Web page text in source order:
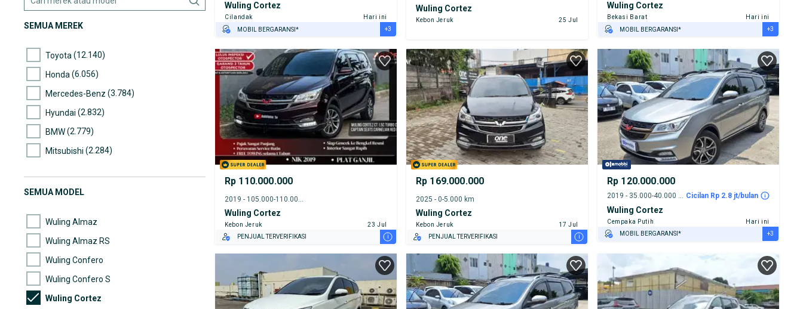
SEMUA MEREK
Toyota (12.140)
Honda (6.056)
Mercedes-Benz (3.784)
Hyundai (2.832)
BMW(2.779)
Mitsubishi (2.284)
Nissan(1.793)
SEMUA MODEL
Wuling Almaz
Wuling Almaz RS
Wuling Confero
Wuling Confero S
Wuling Cortez
Wuling Cortez
Cilandak
Hari ini
MOBIL BERGARANSI*
TEST DRIVE DARI RUMAH
GRATIS BIAYA JASA PERAWATAN*
+3
Wuling Cortez
Kebon Jeruk 25 Jul
Wuling Cortez
Bekasi Barat
Hari ini
MOBIL BERGARANSI*
TEST DRIVE DARI RUMAH
GRATIS BIAYA JASA PERAWATAN*
+3
Rp 110.000.000
2019 - 105.000-110.000 km
Wuling Cortez
Kebon Jeruk
23 Jul
PENJUAL TERVERIFIKASI
i
Rp 169.000.000
2025 - 0-5.000 km
Wuling Cortez
Kebon Jeruk
17 Jul
PENJUAL TERVERIFIKASI
i
Rp 120.000.000
2019 - 35.000-40.000 km Cicilan Rp 2.8 jt/bulan
Wuling Cortez
Cempaka Putih
Hari ini
MOBIL BERGARANSI*
GRATIS BIAYA JASA PERAWATAN*
+3